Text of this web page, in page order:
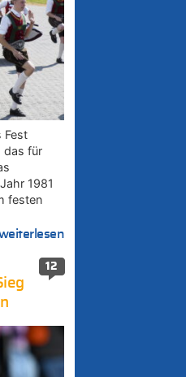
Fest
das für
1981
festen
12